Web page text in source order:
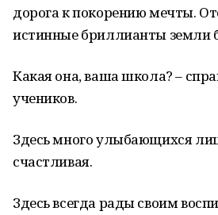
дорога к покорению мечты.
истинные бриллианты земли
Какая она, ваша школа? –
учеников.
Здесь много улыбающихся
счастливая.
Здесь всегда рады своим